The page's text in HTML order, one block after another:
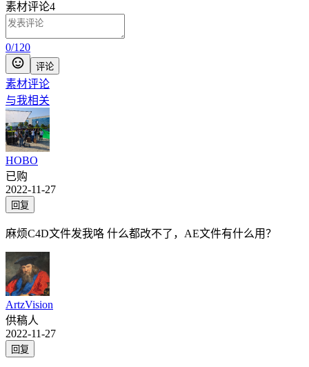
素材评论4
0/120
评论
素材评论
与我相关
HOBO
已购
2022-11-27
回复
麻烦C4D文件发我咯 什么都改不了，AE文件有什么用？
ArtzVision
供稿人
2022-11-27
回复